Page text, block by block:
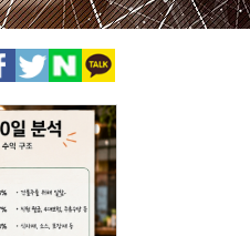
원까지 지원